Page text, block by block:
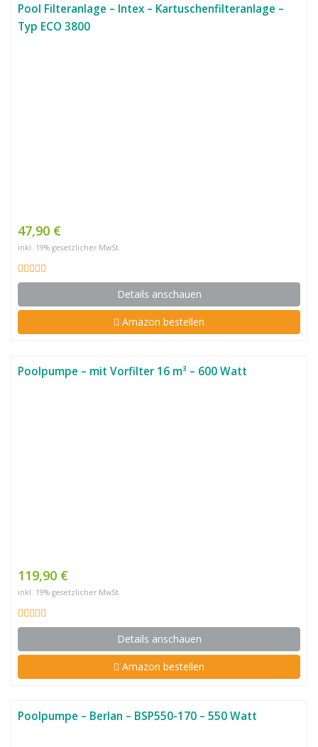
Pool Filteranlage – Intex – Kartuschenfilteranlage –
Typ ECO 3800
47,90 €
inkl. 19% gesetzlicher MwSt.
Details anschauen
Amazon bestellen
Poolpumpe – mit Vorfilter 16 m³ – 600 Watt
119,90 €
inkl. 19% gesetzlicher MwSt.
Details anschauen
Amazon bestellen
Poolpumpe – Berlan – BSP550-170 – 550 Watt